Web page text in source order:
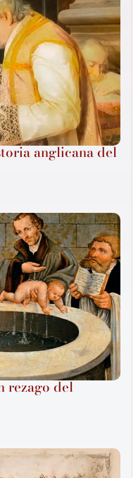
anglicana del
rezago del